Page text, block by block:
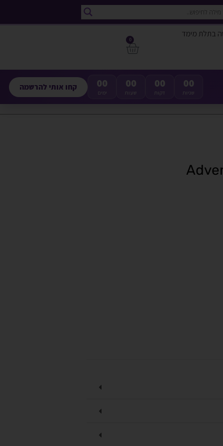
בתלת מימד
0
00
ימים
00
שעות
00
דקות
00
שניות
קחו אותי להרשמה